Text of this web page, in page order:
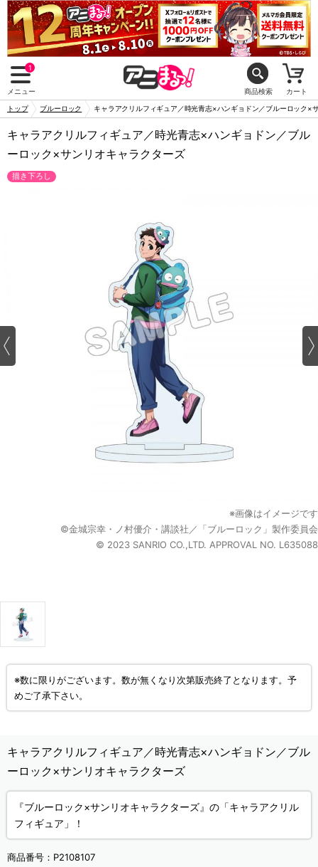
1
メニュー 商品検索 カート
トップ ブルーロック キャラアクリルフィギュア／時光青志×ハンギョドン／ブルーロック×
キャラアクリルフィギュア／時光青志×ハンギョドン／ブル
ーロック×サンリオキャラクターズ
描き下ろし
※画像はイメージです
©金城宗幸・ノ村優介・講談社／「ブルーロック」製作委員会
© 2023 SANRIO CO.,LTD. APPROVAL NO. L635088
※数に限りがございます。数が無くなり次第販売終了となります。予
めご了承下さい。
キャラアクリルフィギュア／時光青志×ハンギョドン／ブル
ーロック×サンリオキャラクターズ
『ブルーロック×サンリオキャラクターズ』の「キャラアクリル
フィギュア」！
商品番号： P2108107